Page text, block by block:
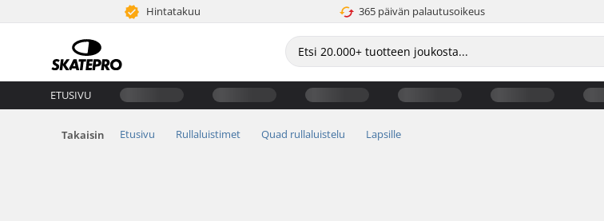
Hintatakuu 365 päivän palautusoikeus
ETUSIVU
Takaisin Etusivu Rullaluistimet Quad rullaluistelu Lapsille